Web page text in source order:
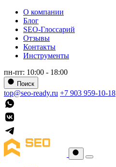
О компании
Блог
SEO-Глоссарий
Отзывы
Контакты
Инструменты
пн-пт: 10:00 - 18:00
Поиск
top@seo-ready.ru +7 903 959-10-18